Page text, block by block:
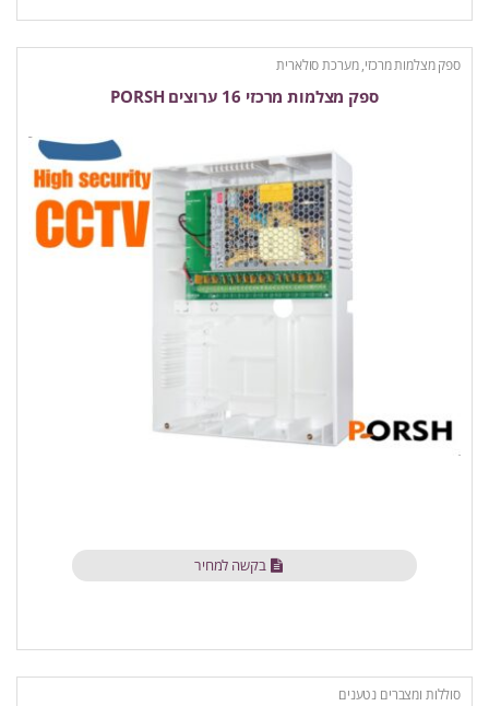
ספק מצלמות מרכזי, מערכת סולארית
ספק מצלמות מרכזי 16 ערוצים PORSH
בקשה למחיר
סוללות ומצברים נטענים